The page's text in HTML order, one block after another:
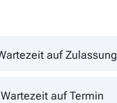
auf Zulassung
auf Termin